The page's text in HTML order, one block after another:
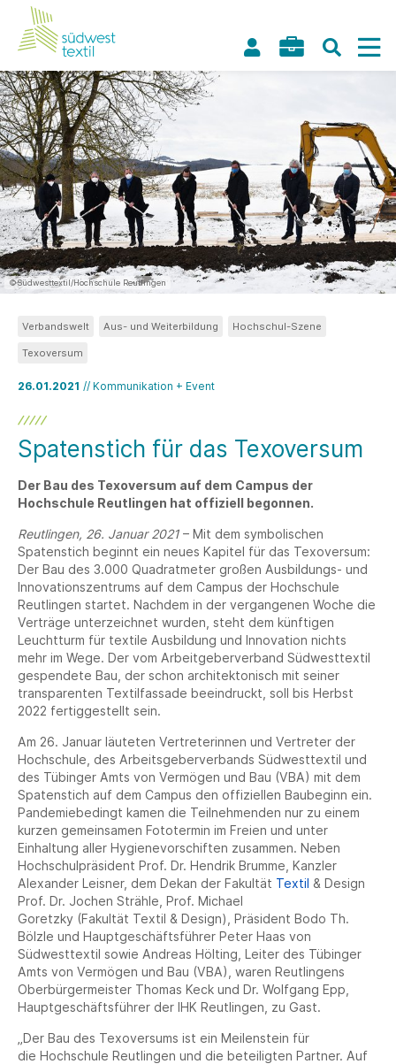
©Südwesttextil/Hochschule Reutlingen
26.01.2021 // Kommunikation + Event
Verbandswelt Aus- und Weiterbildung Hochschul-Szene
Texoversum
Spatenstich für das Texoversum
Der Bau des Texoversum auf dem Campus der
Hochschule Reutlingen hat offiziell begonnen.
Reutlingen, 26. Januar 2021 – Mit dem symbolischen
Spatenstich beginnt ein neues Kapitel für das Texoversum:
Der Bau des 3.000 Quadratmeter großen Ausbildungs- und
Innovationszentrums auf dem Campus der Hochschule
Reutlingen startet. Nachdem in der vergangenen Woche die
Verträge unterzeichnet wurden, steht dem künftigen
Leuchtturm für textile Ausbildung und Innovation nichts
mehr im Wege. Der vom Arbeitgeberverband Südwesttextil
gespendete Bau, der schon architektonisch mit seiner
transparenten Textilfassade beeindruckt, soll bis Herbst
2022 fertiggestellt sein.
Am 26. Januar läuteten Vertreterinnen und Vertreter der
Hochschule, des Arbeitsgeberverbands Südwesttextil und
des Tübinger Amts von Vermögen und Bau (VBA) mit dem
Spatenstich auf dem Campus den offiziellen Baubeginn ein.
Pandemiebedingt kamen die Teilnehmenden nur zu einem
kurzen gemeinsamen Fototermin im Freien und unter
Einhaltung aller Hygienevorschiften zusammen. Neben
Hochschulpräsident Prof. Dr. Hendrik Brumme, Kanzler
Alexander Leisner, dem Dekan der Fakultät Textil & Design
Prof. Dr. Jochen Strähle, Prof. Michael
Goretzky (Fakultät Textil & Design), Präsident Bodo Th.
Bölzle und Hauptgeschäftsführer Peter Haas von
Südwesttextil sowie Andreas Hölting, Leiter des Tübinger
Amts von Vermögen und Bau (VBA), waren Reutlingens
Oberbürgermeister Thomas Keck und Dr. Wolfgang Epp,
Hauptgeschäftsführer der IHK Reutlingen, zu Gast.
„Der Bau des Texoversums ist ein Meilenstein für
die Hochschule Reutlingen und die beteiligten Partner. Auf